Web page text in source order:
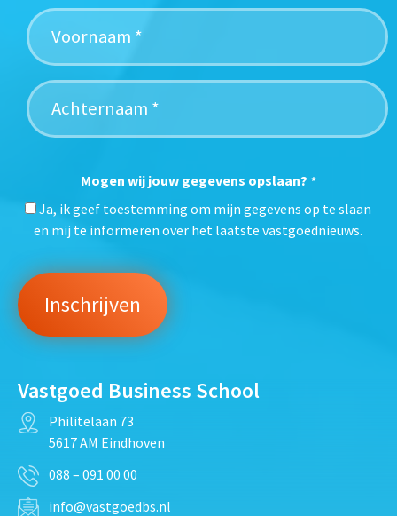
Mogen wij jouw gegevens opslaan? *
Ja, ik geef toestemming om mijn gegevens op te slaan
en mij te informeren over het laatste vastgoednieuws.
Vastgoed Business School
Philitelaan 73
5617 AM Eindhoven
088 – 091 00 00
info@vastgoedbs.nl